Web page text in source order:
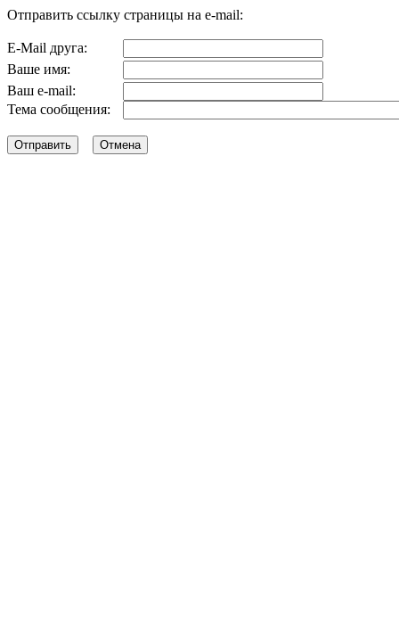
Отправить ссылку страницы на e-mail:
E-Mail друга:
Ваше имя:
Ваш e-mail:
Тема сообщения: